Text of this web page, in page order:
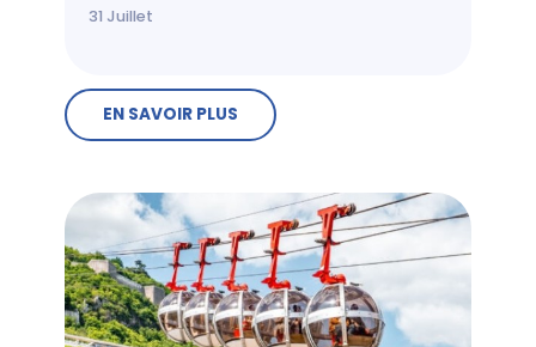
31 Juillet
EN SAVOIR PLUS